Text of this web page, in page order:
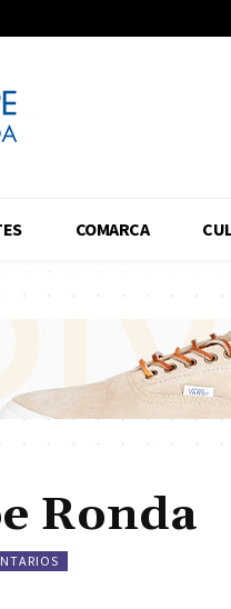
COMARCA
Ronda